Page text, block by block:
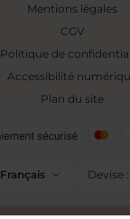
Mentions légales
CGV
Politique de
Accessibilité
Plan du site
Français Devise :